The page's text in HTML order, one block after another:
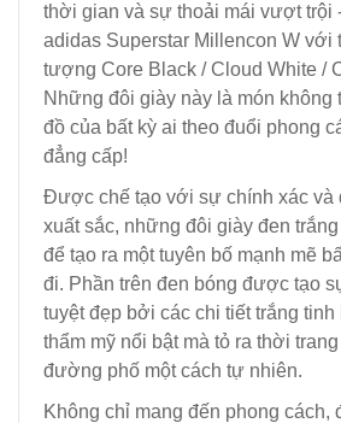
thời gian và sự thoải mái vượt trội
adidas Superstar Millencon W với
tượng Core Black / Cloud White /
Những đôi giày này là món không
đồ của bất kỳ ai theo đuổi phong
đẳng cấp!
Được chế tạo với sự chính xác và
xuất sắc, những đôi giày đen
để tạo ra một tuyên bố mạnh mẽ
đi. Phần trên đen bóng được tạo
tuyệt đẹp bởi các chi tiết trắng tinh
thẩm mỹ nổi bật mà tỏ ra thời
đường phố một cách tự nhiên.
Không chỉ mang đến phong cách,